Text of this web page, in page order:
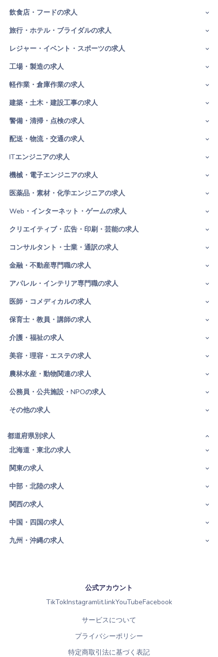
飲食店・フードの求人
旅行・ホテル・ブライダルの求人
レジャー・イベント・スポーツの求人
工場・製造の求人
軽作業・倉庫作業の求人
建築・土木・建設工事の求人
警備・清掃・点検の求人
配送・物流・交通の求人
ITエンジニアの求人
機械・電子エンジニアの求人
医薬品・素材・化学エンジニアの求人
Web・インターネット・ゲームの求人
クリエイティブ・広告・印刷・芸能の求人
コンサルタント・士業・通訳の求人
金融・不動産専門職の求人
アパレル・インテリア専門職の求人
医師・コメディカルの求人
保育士・教員・講師の求人
介護・福祉の求人
美容・理容・エステの求人
農林水産・動物関連の求人
公務員・公共施設・NPOの求人
その他の求人
都道府県別求人
北海道・東北の求人
関東の求人
中部・北陸の求人
関西の求人
中国・四国の求人
九州・沖縄の求人
公式アカウント
TikTokInstagramlit.linkYouTubeFacebook
サービスについて
プライバシーポリシー
特定商取引法に基づく表記